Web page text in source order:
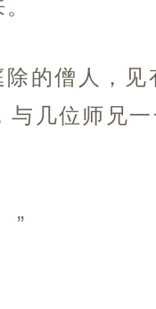
的僧人，
几位师兄
”